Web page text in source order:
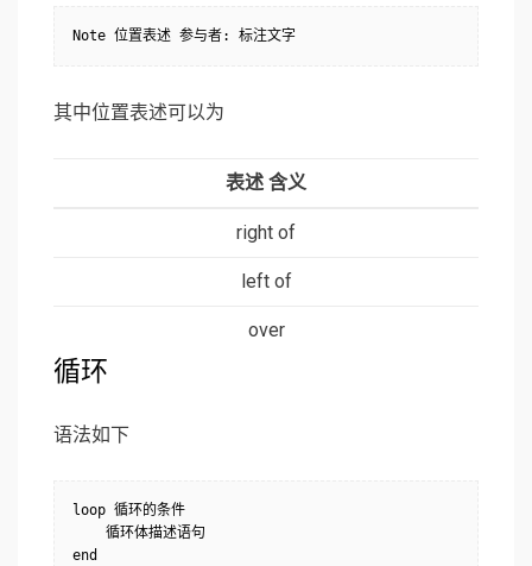
其中位置表述可以为
表述 含义
right of
left of
over
循环
语法如下
loop 循环的条件
    循环体描述语句